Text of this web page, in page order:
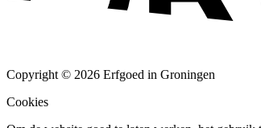
Copyright © 2026 Erfgoed in Groningen
Cookies